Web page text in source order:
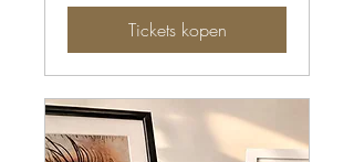
Tickets kopen